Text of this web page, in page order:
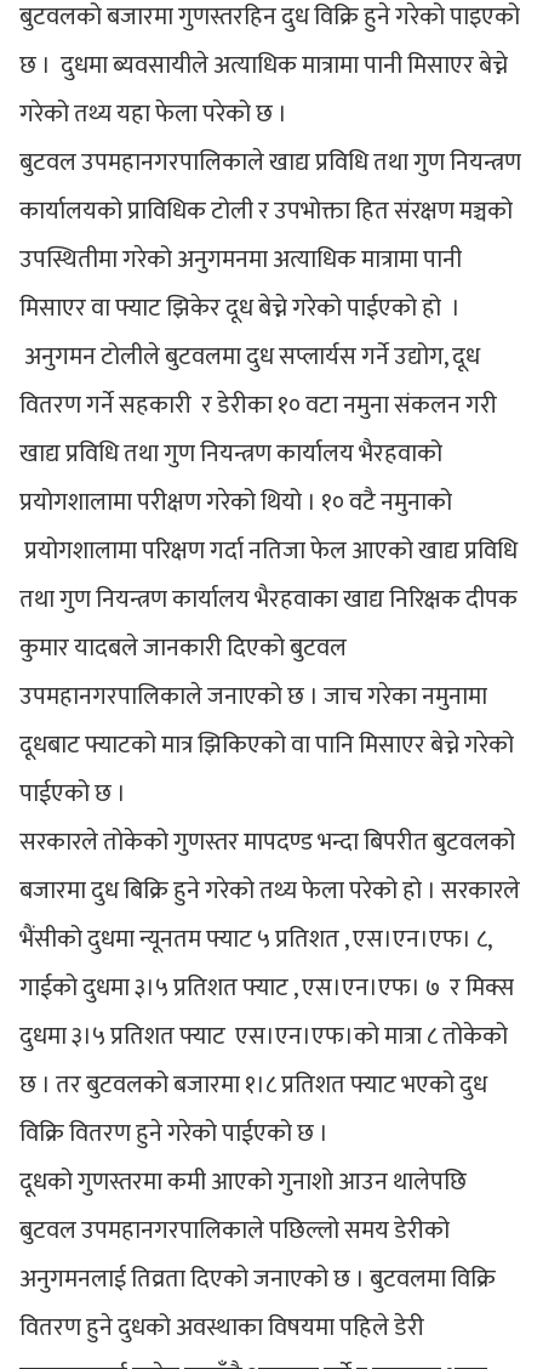
बुटवलको बजारमा गुणस्तरहिन दुध विक्रि हुने गरेको पाइएको
छ । दुधमा ब्यवसायीले अत्याधिक मात्रामा पानी मिसाएर बेच्ने
गरेको तथ्य यहा फेला परेको छ ।
बुटवल उपमहानगरपालिकाले खाद्य प्रविधि तथा गुण नियन्त्रण
कार्यालयको प्राविधिक टोली र उपभोक्ता हित संरक्षण मञ्चको
उपस्थितीमा गरेको अनुगमनमा अत्याधिक मात्रामा पानी
मिसाएर वा फ्याट झिकेर दूध बेच्ने गरेको पाईएको हो ।
अनुगमन टोलीले बुटवलमा दुध सप्लार्यस गर्ने उद्योग, दूध
वितरण गर्ने सहकारी र डेरीका १० वटा नमुना संकलन गरी
खाद्य प्रविधि तथा गुण नियन्त्रण कार्यालय भैरहवाको
प्रयोगशालामा परीक्षण गरेको थियो । १० वटै नमुनाको
प्रयोगशालामा परिक्षण गर्दा नतिजा फेल आएको खाद्य प्रविधि
तथा गुण नियन्त्रण कार्यालय भैरहवाका खाद्य निरिक्षक दीपक
कुमार यादबले जानकारी दिएको बुटवल
उपमहानगरपालिकाले जनाएको छ । जाच गरेका नमुनामा
दूधबाट फ्याटको मात्र झिकिएको वा पानि मिसाएर बेच्ने गरेको
पाईएको छ ।
सरकारले तोकेको गुणस्तर मापदण्ड भन्दा बिपरीत बुटवलको
बजारमा दुध बिक्रि हुने गरेको तथ्य फेला परेको हो । सरकारले
भैंसीको दुधमा न्यूनतम फ्याट ५ प्रतिशत , एस।एन।एफ। ८,
गाईको दुधमा ३।५ प्रतिशत फ्याट , एस।एन।एफ। ७ र मिक्स
दुधमा ३।५ प्रतिशत फ्याट एस।एन।एफ।को मात्रा ८ तोकेको
छ । तर बुटवलको बजारमा १।८ प्रतिशत फ्याट भएको दुध
विक्रि वितरण हुने गरेको पाईएको छ ।
दूधको गुणस्तरमा कमी आएको गुनाशो आउन थालेपछि
बुटवल उपमहानगरपालिकाले पछिल्लो समय डेरीको
अनुगमनलाई तिव्रता दिएको जनाएको छ । बुटवलमा विक्रि
वितरण हुने दुधको अवस्थाका विषयमा पहिले डेरी